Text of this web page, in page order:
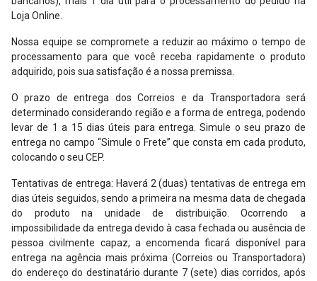
Loja Online.
Nossa equipe se compromete a reduzir ao máximo o tempo de
processamento para que você receba rapidamente o produto
adquirido, pois sua satisfação é a nossa premissa.
O prazo de entrega dos Correios e da Transportadora será
determinado considerando região e a forma de entrega, podendo
levar de 1 a 15 dias úteis para entrega. Simule o seu prazo de
entrega no campo “Simule o Frete” que consta em cada produto,
colocando o seu CEP.
Tentativas de entrega: Haverá 2 (duas) tentativas de entrega em
dias úteis seguidos, sendo a primeira na mesma data de chegada
do produto na unidade de distribuição. Ocorrendo a
impossibilidade da entrega devido à casa fechada ou ausência de
pessoa civilmente capaz, a encomenda ficará disponível para
entrega na agência mais próxima (Correios ou Transportadora)
do endereço do destinatário durante 7 (sete) dias corridos, após